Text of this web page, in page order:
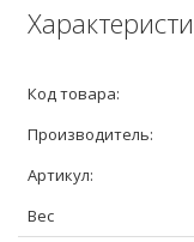
Код товара:
Производитель:
Артикул:
Вес